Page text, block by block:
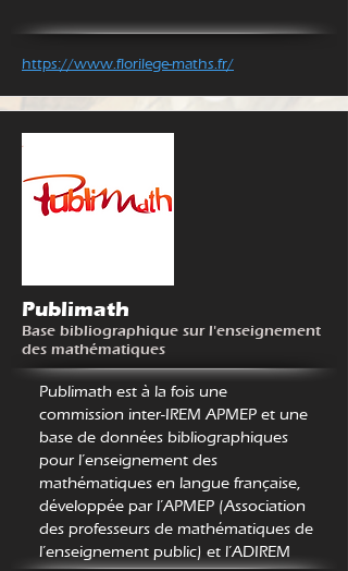
https://www.florilege-maths.fr/
Publimath
Base bibliographique sur l'enseignement
des mathématiques